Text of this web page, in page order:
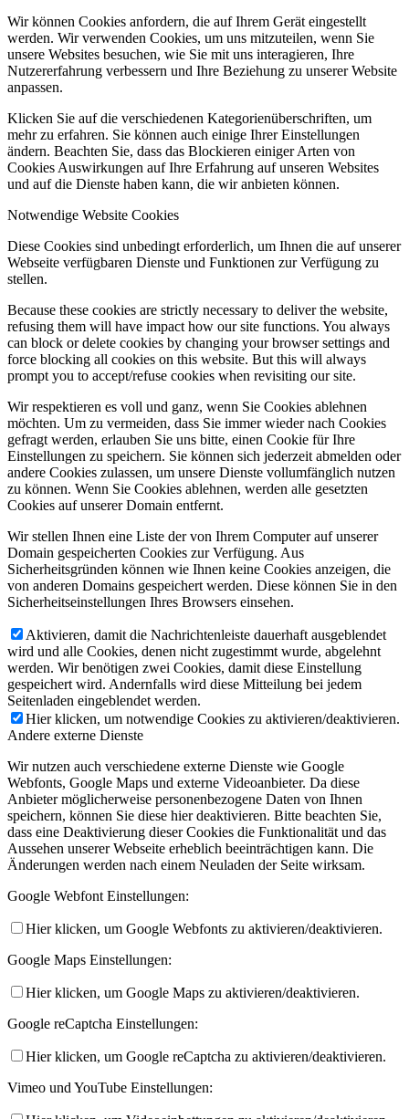
Wir können Cookies anfordern, die auf Ihrem Gerät eingestellt
werden. Wir verwenden Cookies, um uns mitzuteilen, wenn Sie
unsere Websites besuchen, wie Sie mit uns interagieren, Ihre
Nutzererfahrung verbessern und Ihre Beziehung zu unserer Website
anpassen.
Klicken Sie auf die verschiedenen Kategorienüberschriften, um
mehr zu erfahren. Sie können auch einige Ihrer Einstellungen
ändern. Beachten Sie, dass das Blockieren einiger Arten von
Cookies Auswirkungen auf Ihre Erfahrung auf unseren Websites
und auf die Dienste haben kann, die wir anbieten können.
Notwendige Website Cookies
Diese Cookies sind unbedingt erforderlich, um Ihnen die auf unserer
Webseite verfügbaren Dienste und Funktionen zur Verfügung zu
stellen.
Because these cookies are strictly necessary to deliver the website,
refusing them will have impact how our site functions. You always
can block or delete cookies by changing your browser settings and
force blocking all cookies on this website. But this will always
prompt you to accept/refuse cookies when revisiting our site.
Wir respektieren es voll und ganz, wenn Sie Cookies ablehnen
möchten. Um zu vermeiden, dass Sie immer wieder nach Cookies
gefragt werden, erlauben Sie uns bitte, einen Cookie für Ihre
Einstellungen zu speichern. Sie können sich jederzeit abmelden oder
andere Cookies zulassen, um unsere Dienste vollumfänglich nutzen
zu können. Wenn Sie Cookies ablehnen, werden alle gesetzten
Cookies auf unserer Domain entfernt.
Wir stellen Ihnen eine Liste der von Ihrem Computer auf unserer
Domain gespeicherten Cookies zur Verfügung. Aus
Sicherheitsgründen können wie Ihnen keine Cookies anzeigen, die
von anderen Domains gespeichert werden. Diese können Sie in den
Sicherheitseinstellungen Ihres Browsers einsehen.
Aktivieren, damit die Nachrichtenleiste dauerhaft ausgeblendet
wird und alle Cookies, denen nicht zugestimmt wurde, abgelehnt
werden. Wir benötigen zwei Cookies, damit diese Einstellung
gespeichert wird. Andernfalls wird diese Mitteilung bei jedem
Seitenladen eingeblendet werden.
Hier klicken, um notwendige Cookies zu aktivieren/deaktivieren.
Andere externe Dienste
Wir nutzen auch verschiedene externe Dienste wie Google
Webfonts, Google Maps und externe Videoanbieter. Da diese
Anbieter möglicherweise personenbezogene Daten von Ihnen
speichern, können Sie diese hier deaktivieren. Bitte beachten Sie,
dass eine Deaktivierung dieser Cookies die Funktionalität und das
Aussehen unserer Webseite erheblich beeinträchtigen kann. Die
Änderungen werden nach einem Neuladen der Seite wirksam.
Google Webfont Einstellungen:
Hier klicken, um Google Webfonts zu aktivieren/deaktivieren.
Google Maps Einstellungen:
Hier klicken, um Google Maps zu aktivieren/deaktivieren.
Google reCaptcha Einstellungen:
Hier klicken, um Google reCaptcha zu aktivieren/deaktivieren.
Vimeo und YouTube Einstellungen: